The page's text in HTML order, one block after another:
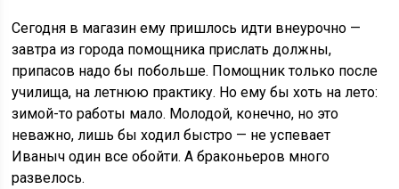
Сегодня в магазин ему пришлось идти внеурочно —
завтра из города помощника прислать должны,
припасов надо бы побольше. Помощник только после
училища, на летнюю практику. Но ему бы хоть на лето:
зимой-то работы мало. Молодой, конечно, но это
неважно, лишь бы ходил быстро — не успевает
Иваныч один все обойти. А браконьеров много
развелось.